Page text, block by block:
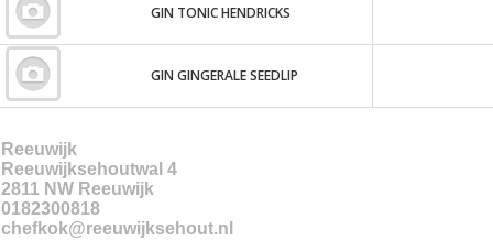
GIN TONIC HENDRICKS
GIN GINGERALE SEEDLIP
Reeuwijk
Reeuwijksehoutwal 4
2811 NW Reeuwijk
0182300818
chefkok@reeuwijksehout.nl